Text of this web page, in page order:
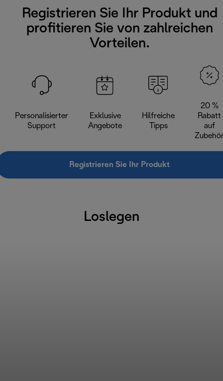
Registrieren Sie Ihr Produkt und
profitieren Sie von zahlreichen
Vorteilen.
Personalisierter
Support
Exklusive
Angebote
Hilfreiche
Tipps
20 %
Rabatt
auf
Registrieren Sie Ihr Produkt
Loslegen